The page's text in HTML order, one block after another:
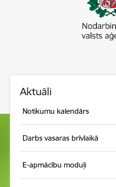
Aktuāli
Notikumu kalendār s
Darbs vasaras brīvlaikā
E-apmācību moduļi